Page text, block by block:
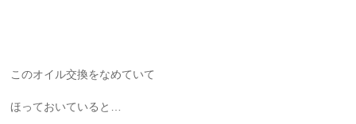
このオイル交換をなめていて
ほっておいていると…